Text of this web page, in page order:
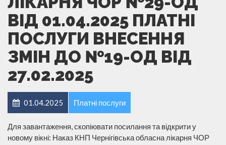
ВІД 01.04.2025 ПЛАТНІ
ПОСЛУГИ ВНЕСЕННЯ
ЗМІН ДО №19-ОД ВІД
27.02.2025
01.04.2025 Платні послуги
Для завантаження, скопіювати посилання та відкрити у
новому вікні: Наказ КНП Чернігівська обласна лікарня ЧОР